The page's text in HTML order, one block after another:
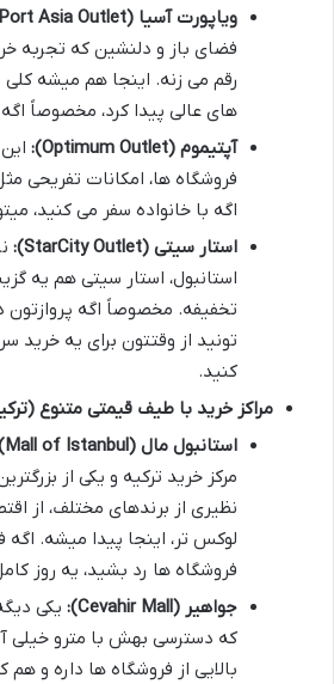
ویاپورت آسیا (ViaPort Asia Outlet):
فضای باز و دلنشین که تجربه
رقم می زنه. اینجا هم میشه
های عالی پیدا کرد، مخصوصاً
آپتیموم (Optimum Outlet):
فروشگاه ها، امکانات تفریحی
اگه با خانواده سفر می کنید،
استار سیتی (StarCity Outlet):
استانبول، استار سیتی هم یه
تخفیفه. مخصوصاً اگه پروازتون
تونید از وقتتون برای یه خرید
کنید.
مراکز خرید با طیف قیمتی متنوع
استانبول مال (Mall of Istanbul):
مرکز خرید ترکیه و یکی از
نظیری از برندهای مختلف، از
لوکس تر، اینجا پیدا میشه. اگه
فروشگاه ها رد بشید، یه روز
جواهیر (Cevahir Mall):
یکی
که دسترسی بهش با مترو خیلی
بالایی از فروشگاه ها داره و هم